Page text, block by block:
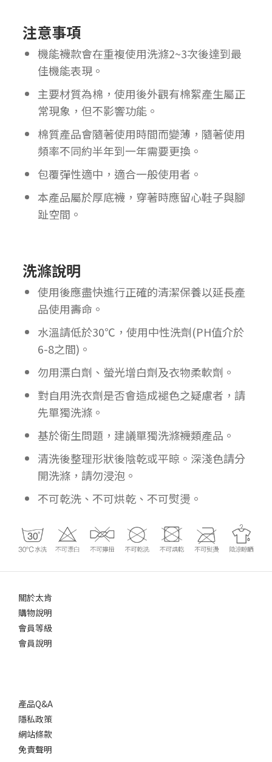
注意事項
機能襪款會在重複使用洗滌2~3次後達到最
佳機能表現。
主要材質為棉，使用後外觀有棉絮產生屬正
常現象，但不影響功能。
棉質產品會隨著使用時間而變薄，隨著使用
頻率不同約半年到一年需要更換。
包覆彈性適中，適合一般使用者。
本產品屬於厚底襪，穿著時應留心鞋子與腳
趾空間。
洗滌說明
使用後應盡快進行正確的清潔保養以延長產
品使用壽命。
水溫請低於30℃，使用中性洗劑(PH值介於
6-8之間)。
勿用漂白劑、螢光增白劑及衣物柔軟劑。
對自用洗衣劑是否會造成褪色之疑慮者，請
先單獨洗滌。
基於衛生問題，建議單獨洗滌襪類產品。
清洗後整理形狀後陰乾或平晾。深淺色請分
開洗滌，請勿浸泡。
不可乾洗、不可烘乾、不可熨燙。
關於太肯
購物說明
會員等級
會員說明
產品Q&A
隱私政策
網站條款
免責聲明